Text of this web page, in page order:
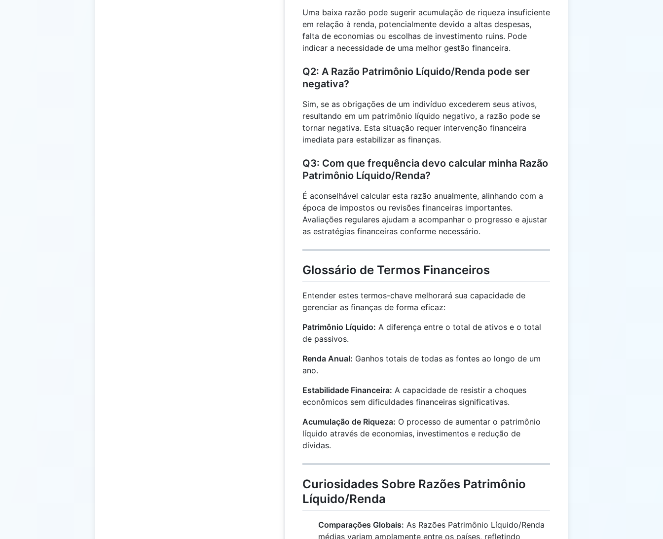
Uma baixa razão pode sugerir acumulação de riqueza insuficiente
em relação à renda, potencialmente devido a altas despesas,
falta de economias ou escolhas de investimento ruins. Pode
indicar a necessidade de uma melhor gestão financeira.
Q2: A Razão Patrimônio Líquido/Renda pode ser
negativa?
Sim, se as obrigações de um indivíduo excederem seus ativos,
resultando em um patrimônio líquido negativo, a razão pode se
tornar negativa. Esta situação requer intervenção financeira
imediata para estabilizar as finanças.
Q3: Com que frequência devo calcular minha Razão
Patrimônio Líquido/Renda?
É aconselhável calcular esta razão anualmente, alinhando com a
época de impostos ou revisões financeiras importantes.
Avaliações regulares ajudam a acompanhar o progresso e ajustar
as estratégias financeiras conforme necessário.
Glossário de Termos Financeiros
Entender estes termos-chave melhorará sua capacidade de
gerenciar as finanças de forma eficaz:
Patrimônio Líquido: A diferença entre o total de ativos e o total
de passivos.
Renda Anual: Ganhos totais de todas as fontes ao longo de um
ano.
Estabilidade Financeira: A capacidade de resistir a choques
econômicos sem dificuldades financeiras significativas.
Acumulação de Riqueza: O processo de aumentar o patrimônio
líquido através de economias, investimentos e redução de
dívidas.
Curiosidades Sobre Razões Patrimônio
Líquido/Renda
Comparações Globais: As Razões Patrimônio Líquido/Renda
médias variam amplamente entre os países, refletindo